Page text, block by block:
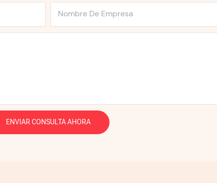
Nombre De Empresa
ENVIAR CONSULTA AHORA